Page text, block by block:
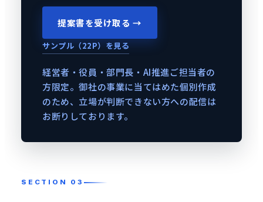
提案書を受け取る →
サンプル（22P）を見る
経営者・役員・部門長・AI推進ご担当者の
方限定。御社の事業に当てはめた個別作成
のため、立場が判断できない方への配信は
お断りしております。